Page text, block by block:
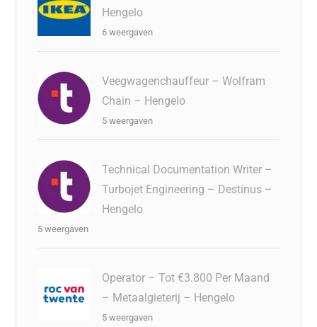
Hengelo
6 weergaven
Veegwagenchauffeur – Wolfram
Chain – Hengelo
5 weergaven
Technical Documentation Writer –
Turbojet Engineering – Destinus –
Hengelo
5 weergaven
Operator – Tot €3.800 Per Maand
– Metaalgieterij – Hengelo
5 weergaven